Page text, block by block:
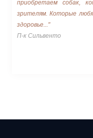
приобретаем собак,
зрителям. Которые
здоровье..."
П-к Сильвенто